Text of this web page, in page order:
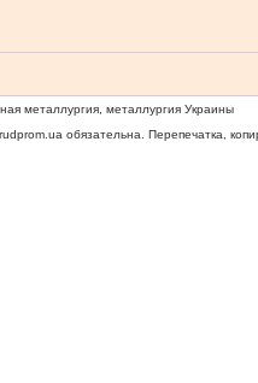
металлургия, металлургия Украины
обязательна. Перепечатка,